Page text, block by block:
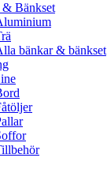
Bänkset
bänkar & bänkset